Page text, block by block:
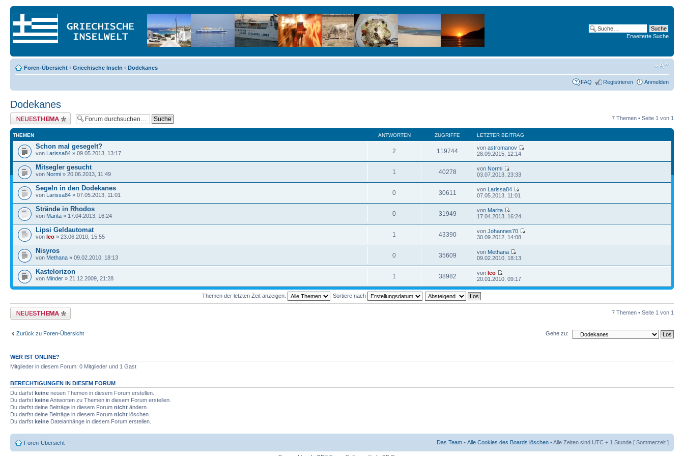
Erweiterte Suche
Foren-Übersicht ‹ Griechische Inseln ‹ Dodekanes
FAQ Registrieren Anmelden
Dodekanes
Neues Thema erstellen 7 Themen • Seite 1 von 1
THEMEN ANTWORTEN ZUGRIFFE LETZTER BEITRAG
Schon mal gesegelt?
von Larissa84 » 09.05.2013, 13:17 2 119744 vonastromanov
28.09.2015, 12:14
Mitsegler gesucht
von Normi » 20.06.2013, 11:49 1 40278 von Normi
03.07.2013, 23:33
Segeln in den Dodekanes
von Larissa84 » 07.05.2013, 11:01 0 30611 von Larissa84
07.05.2013, 11:01
Strände in Rhodos
von Marita » 17.04.2013, 16:24 0 31949 von Marita
17.04.2013, 16:24
Lipsi Geldautomat
von leo » 23.06.2010, 15:55 1 43390 vonJohannes70
30.09.2012, 14:08
Nisyros
von Methana » 09.02.2010, 18:13 0 35609 von Methana
09.02.2010, 18:13
Kastelorizon
von Minder » 21.12.2009, 21:28 1 38982 vonleo
20.01.2010, 09:17
Themen der letzten Zeit anzeigen: Sortiere nach
Neues Thema erstellen 7 Themen • Seite 1 von 1
Zurück zu Foren-Übersicht Gehe zu:
WER IST ONLINE?
Mitglieder in diesem Forum: 0 Mitglieder und 1 Gast
BERECHTIGUNGEN IN DIESEM FORUM
Du darfst keine neuen Themen in diesem Forum erstellen.
Du darfst keineAntworten zu Themen in diesem Forum erstellen.
Du darfst deine Beiträge in diesem Forum nicht ändern.
Du darfst deine Beiträge in diesem Forum nicht löschen.
Du darfst keine Dateianhänge in diesem Forum erstellen.
Foren-Übersicht Das Team • Alle Cookies des Boards löschen • Alle Zeiten sind UTC + 1 Stunde [ Sommerzeit ]